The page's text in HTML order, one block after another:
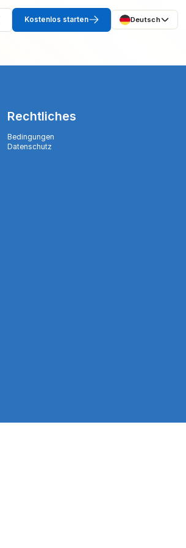
Kostenlos starten Deutsch
Rechtliches
Bedingungen
Datenschutz